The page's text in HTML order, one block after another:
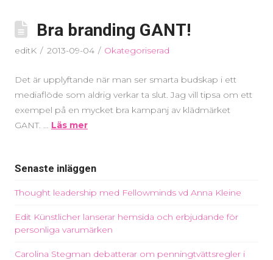
Bra branding GANT!
editK 2013-09-04 Okategoriserad
Det är upplyftande när man ser smarta budskap i ett
mediaflöde som aldrig verkar ta slut. Jag vill tipsa om ett
exempel på en mycket bra kampanj av klädmärket
GANT. … Läs mer
Senaste inläggen
Thought leadership med Fellowminds vd Anna Kleine
Edit Künstlicher lanserar hemsida och erbjudande för
personliga varumärken
Carolina Stegman debatterar om penningtvättsregler i